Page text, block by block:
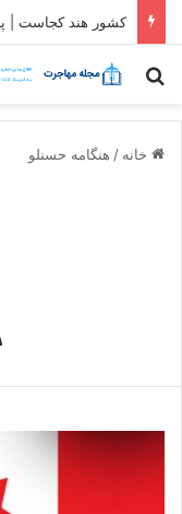
کشور هند کجاست |
جستجو برای
خانه / هنگامه حسنلو